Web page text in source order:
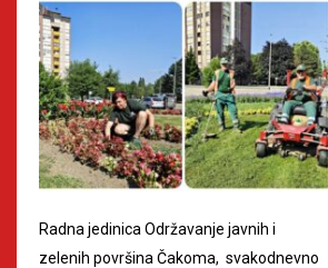
Radna jedinica Održavanje javnih i
zelenih površina Čakoma, svakodnevno